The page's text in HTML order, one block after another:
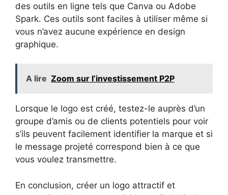
des outils en ligne tels que Canva ou Adobe
Spark. Ces outils sont faciles à utiliser même si
vous n’avez aucune expérience en design
graphique.
A lire Zoom sur l’investissement P2P
Lorsque le logo est créé, testez-le auprès d’un
groupe d’amis ou de clients potentiels pour voir
s’ils peuvent facilement identifier la marque et si
le message projeté correspond bien à ce que
vous voulez transmettre.
En conclusion, créer un logo attractif et